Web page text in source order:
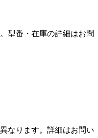
型番・在庫の詳細はお問
なります。詳細はお問い